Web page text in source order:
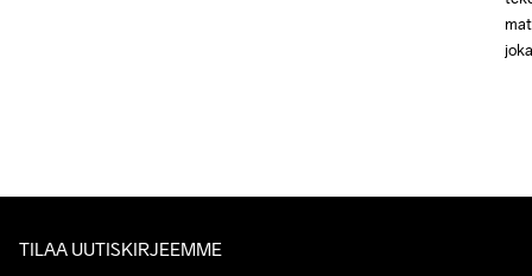
TILAA UUTISKIRJEEMME